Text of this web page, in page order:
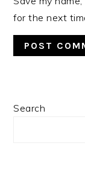
for the next
PRIMARY
Search